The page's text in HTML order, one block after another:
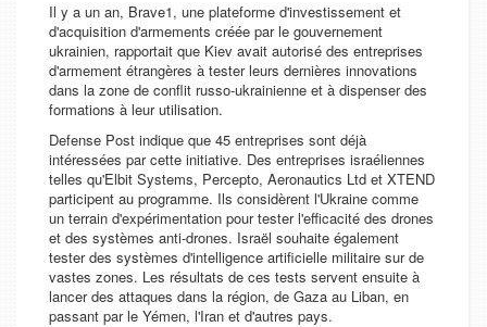
Il y a un an, Brave1, une plateforme d'investissement et
d'acquisition d'armements créée par le gouvernement
ukrainien, rapportait que Kiev avait autorisé des entreprises
d'armement étrangères à tester leurs dernières innovations
dans la zone de conflit russo-ukrainienne et à dispenser des
formations à leur utilisation.
Defense Post indique que 45 entreprises sont déjà
intéressées par cette initiative. Des entreprises israéliennes
telles qu'Elbit Systems, Percepto, Aeronautics Ltd et XTEND
participent au programme. Ils considèrent l'Ukraine comme
un terrain d'expérimentation pour tester l'efficacité des drones
et des systèmes anti-drones. Israël souhaite également
tester des systèmes d'intelligence artificielle militaire sur de
vastes zones. Les résultats de ces tests servent ensuite à
lancer des attaques dans la région, de Gaza au Liban, en
passant par le Yémen, l'Iran et d'autres pays.